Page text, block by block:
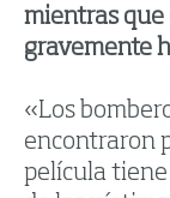
mientras que
gravemente
«Los
encontraron
película tiene